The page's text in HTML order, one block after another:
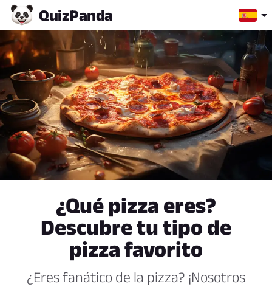
QuizPanda
¿Qué pizza eres?
Descubre tu tipo de
pizza favorito
¿Eres fanático de la pizza? ¡Nosotros